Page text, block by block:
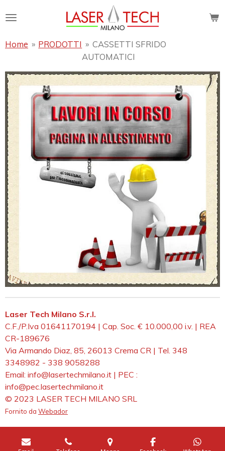
al
principale
Home » PRODOTTI » CASSETTI SFRIDO
AUTOMATICI
Laser Tech Milano S.r.l.
C.F./P.Iva 01641170194 | Cap. Soc. € 10.000,00 i.v. | REA
CR-189676
Via Armando Diaz, 85, 26013 Crema CR | Tel. 348
3348982 - 338 9058288
Email: info@lasertechmilano.it | PEC :
info@pec.lasertechmilano.it
© 2023 LASER TECH MILANO SRL
Fornito da Webador